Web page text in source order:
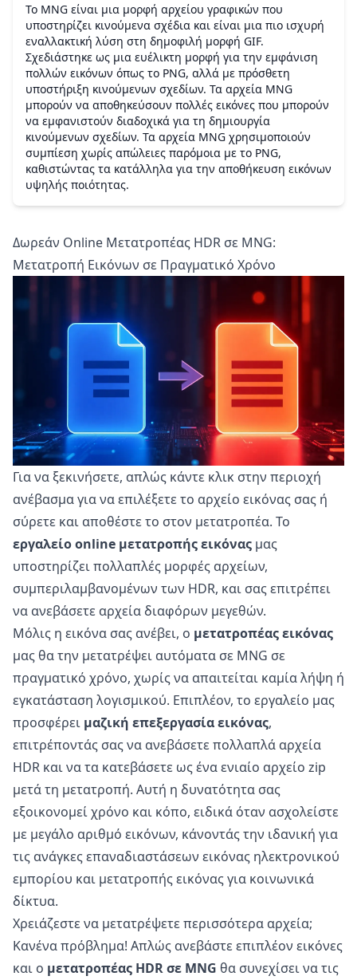
Το MNG είναι μια μορφή αρχείου γραφικών που
υποστηρίζει κινούμενα σχέδια και είναι μια πιο ισχυρή
εναλλακτική λύση στη δημοφιλή μορφή GIF.
Σχεδιάστηκε ως μια ευέλικτη μορφή για την εμφάνιση
πολλών εικόνων όπως το PNG, αλλά με πρόσθετη
υποστήριξη κινούμενων σχεδίων. Τα αρχεία MNG
μπορούν να αποθηκεύσουν πολλές εικόνες που μπορούν
να εμφανιστούν διαδοχικά για τη δημιουργία
κινούμενων σχεδίων. Τα αρχεία MNG χρησιμοποιούν
συμπίεση χωρίς απώλειες παρόμοια με το PNG,
καθιστώντας τα κατάλληλα για την αποθήκευση εικόνων
υψηλής ποιότητας.
Δωρεάν Online Μετατροπέας HDR σε MNG:
Μετατροπή Εικόνων σε Πραγματικό Χρόνο
Για να ξεκινήσετε, απλώς κάντε κλικ στην περιοχή
ανέβασμα για να επιλέξετε το αρχείο εικόνας σας ή
σύρετε και αποθέστε το στον μετατροπέα. Το
εργαλείο online μετατροπής εικόνας μας
υποστηρίζει πολλαπλές μορφές αρχείων,
συμπεριλαμβανομένων των HDR, και σας επιτρέπει
να ανεβάσετε αρχεία διαφόρων μεγεθών.
Μόλις η εικόνα σας ανέβει, ο μετατροπέας εικόνας
μας θα την μετατρέψει αυτόματα σε MNG σε
πραγματικό χρόνο, χωρίς να απαιτείται καμία λήψη ή
εγκατάσταση λογισμικού. Επιπλέον, το εργαλείο μας
προσφέρει μαζική επεξεργασία εικόνας,
επιτρέποντάς σας να ανεβάσετε πολλαπλά αρχεία
HDR και να τα κατεβάσετε ως ένα ενιαίο αρχείο zip
μετά τη μετατροπή. Αυτή η δυνατότητα σας
εξοικονομεί χρόνο και κόπο, ειδικά όταν ασχολείστε
με μεγάλο αριθμό εικόνων, κάνοντάς την ιδανική για
τις ανάγκες επαναδιαστάσεων εικόνας ηλεκτρονικού
εμπορίου και μετατροπής εικόνας για κοινωνικά
δίκτυα.
Χρειάζεστε να μετατρέψετε περισσότερα αρχεία;
Κανένα πρόβλημα! Απλώς ανεβάστε επιπλέον εικόνες
και ο μετατροπέας HDR σε MNG θα συνεχίσει να τις